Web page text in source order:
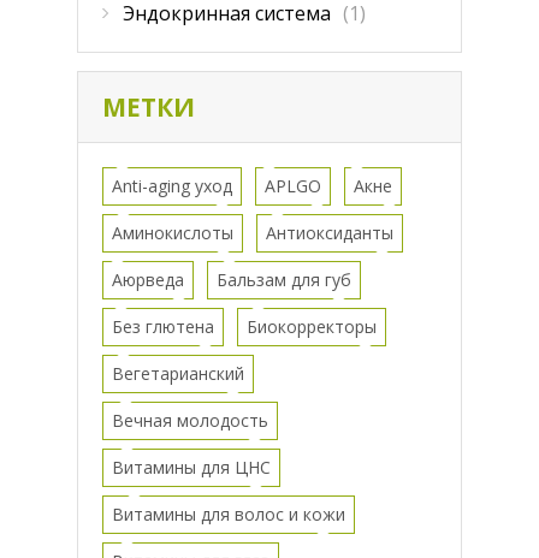
Эндокринная система (1)
МЕТКИ
Anti-aging уход APLGO Акне
Аминокислоты Антиоксиданты
Аюрведа Бальзам для губ
Без глютена Биокорректоры
Вегетарианский
Вечная молодость
Витамины для ЦНС
Витамины для волос и кожи